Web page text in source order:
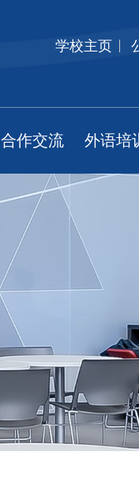
学校主页
合作交流 外语培